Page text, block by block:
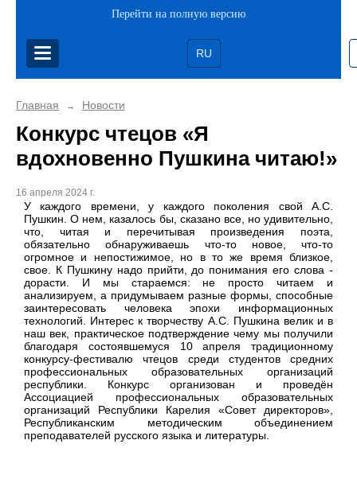
Перейти на полную версию
RU
Главная → Новости
Конкурс чтецов «Я
вдохновенно Пушкина читаю!»
16 апреля 2024 г.
У каждого времени, у каждого поколения свой А.С.
Пушкин. О нем, казалось бы, сказано все, но удивительно,
что, читая и перечитывая произведения поэта,
обязательно обнаруживаешь что-то новое, что-то
огромное и непостижимое, но в то же время близкое,
свое. К Пушкину надо прийти, до понимания его слова -
дорасти. И мы стараемся: не просто читаем и
анализируем, а придумываем разные формы, способные
заинтересовать человека эпохи информационных
технологий. Интерес к творчеству А.С. Пушкина велик и в
наш век, практическое подтверждение чему мы получили
благодаря состоявшемуся 10 апреля традиционному
конкурсу-фестивалю чтецов среди студентов средних
профессиональных образовательных организаций
республики. Конкурс организован и проведён
Ассоциацией профессиональных образовательных
организаций Республики Карелия «Совет директоров»,
Республиканским методическим объединением
преподавателей русского языка и литературы.